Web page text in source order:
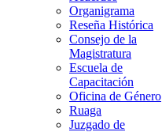
Organigrama
Reseña Histórica
Consejo de la
Magistratura
Escuela de
Capacitación
Oficina de Género
Ruaga
Juzgado de